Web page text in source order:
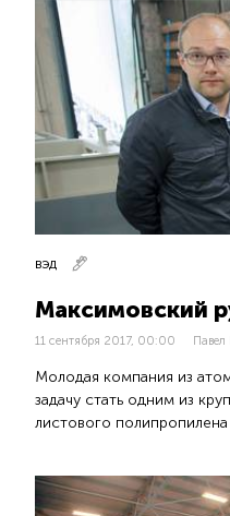
ВЭД
Максимовский
11 сентября 2017, 00:00 Павел
Молодая компания из
задачу стать одним из
листового